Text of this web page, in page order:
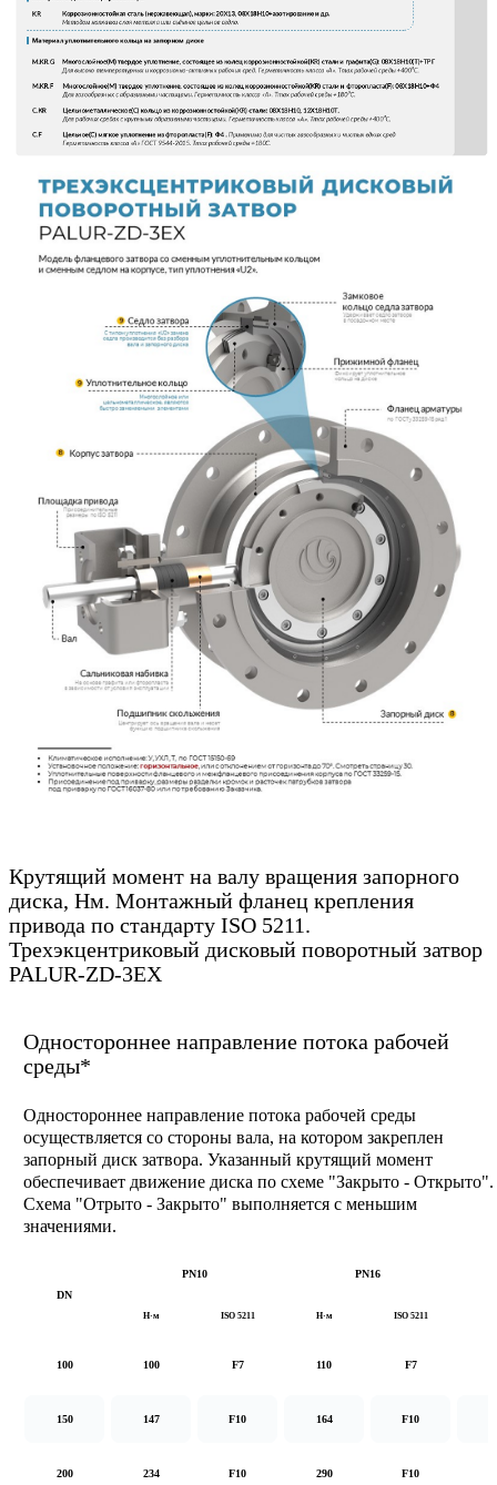
Крутящий момент на валу вращения запорного
диска, Нм. Монтажный фланец крепления
привода по стандарту ISO 5211.
Трехэкцентриковый дисковый поворотный затвор
PALUR-ZD-3EX
Одностороннее направление потока рабочей
среды*
Одностороннее направление потока рабочей среды
осуществляется со стороны вала, на котором закреплен
запорный диск затвора. Указанный крутящий момент
обеспечивает движение диска по схеме "Закрыто - Открыто".
Схема "Отрыто - Закрыто" выполняется с меньшим
значениями.
DN
PN10 PN16
Н·м ISO 5211 Н·м ISO 5211
100 100 F7 110 F7
150 147 F10 164 F10
200 234 F10 290 F10